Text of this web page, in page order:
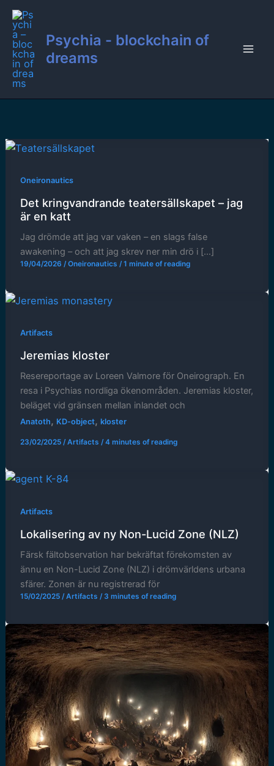
Hoppa
innehåll
Psychia - blockchain of
dreams
Oneironautics
Det kringvandrande teatersällskapet – jag
är en katt
Jag drömde att jag var vaken – en slags false
awakening – och att jag skrev ner min drö i […]
19/04/2026/Oneironautics /1 minute of reading
Artifacts
Jeremias kloster
Resereportage av Loreen Valmore för Oneirograph. En
resa i Psychias nordliga ökenområden. Jeremias kloster,
beläget vid gränsen mellan inlandet och
Anatoth, KD-object,kloster
23/02/2025/Artifacts /4 minutes of reading
Artifacts
Lokalisering av ny Non-Lucid Zone (NLZ)
Färsk fältobservation har bekräftat förekomsten av
ännu en Non-Lucid Zone (NLZ) i drömvärldens urbana
sfärer. Zonen är nu registrerad för
15/02/2025 /Artifacts / 3 minutes of reading